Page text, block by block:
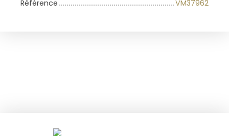
Référence VM37962